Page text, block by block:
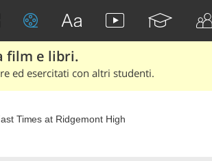
film e libri.
ed esercitati con altri studenti.
Times at Ridgemont High